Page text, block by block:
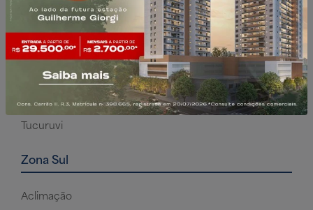
Zona Norte
Freguesia do Ó
Pirituba
Santana
Tucuruvi
Zona Sul
Aclimação